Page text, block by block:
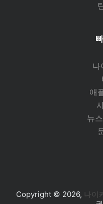
나
애
뉴
Copyright © 2026, 나이